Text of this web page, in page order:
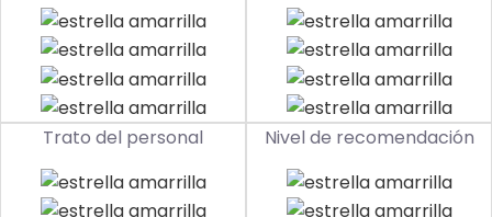
Trato del personal Nivel de recomendación